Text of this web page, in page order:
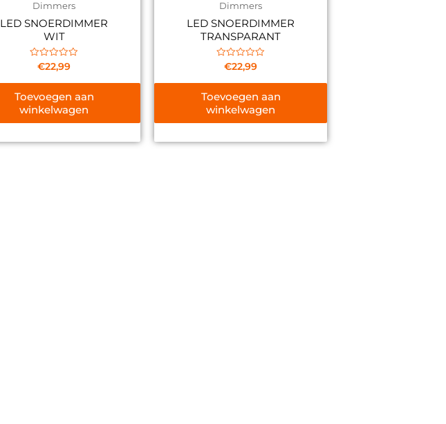
Dimmers
LED SNOERDIMMER
WIT
Gewaardeerd
uit
€22,99
Toevoegen aan
winkelwagen
Dimmers
LED SNOERDIMMER
TRANSPARANT
Gewaardeerd
uit
€22,99
Toevoegen aan
winkelwagen